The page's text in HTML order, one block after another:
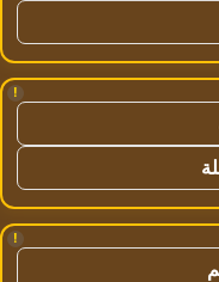
!
!